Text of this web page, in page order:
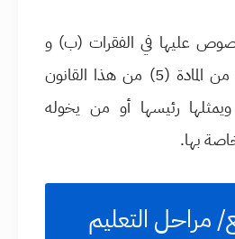
عليها في الفقرات (ب) و
(ج) من البند (ثانياً) من المادة (5) من هذا القانون
رئيسها أو من يخوله
بها.
مراحل التعليم